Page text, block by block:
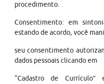
procedimento.
Consentimento: em
estando de acordo, você
seu consentimento
dados pessoais clicando em
“Cadastro de